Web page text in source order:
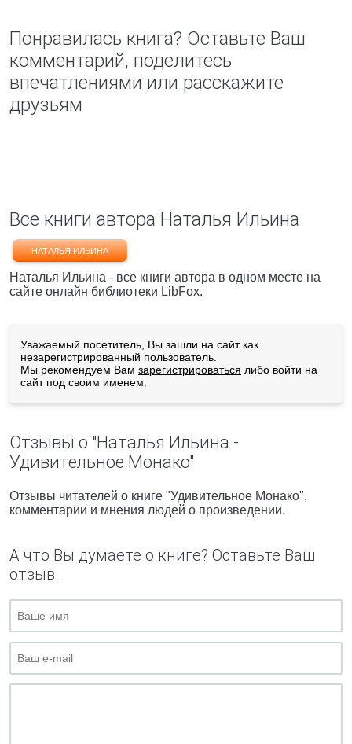
Понравилась книга? Оставьте Ваш
комментарий, поделитесь
впечатлениями или расскажите
друзьям
Все книги автора Наталья Ильина
НАТАЛЬЯ ИЛЬИНА
Наталья Ильина - все книги автора в одном месте на
сайте онлайн библиотеки LibFox.
Уважаемый посетитель, Вы зашли на сайт как
незарегистрированный пользователь.
Мы рекомендуем Вам зарегистрироваться либо войти на
сайт под своим именем.
Отзывы о "Наталья Ильина -
Удивительное Монако"
Отзывы читателей о книге "Удивительное Монако",
комментарии и мнения людей о произведении.
А что Вы думаете о книге? Оставьте Ваш
отзыв.